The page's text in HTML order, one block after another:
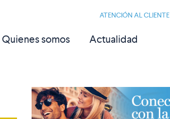
ATENCIÓN AL CLIENTE
Quienes somos
Actualidad